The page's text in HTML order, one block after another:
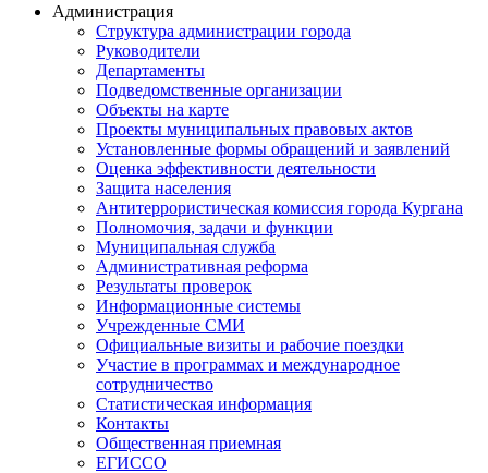
Администрация
Структура администрации города
Руководители
Департаменты
Подведомственные организации
Объекты на карте
Проекты муниципальных правовых актов
Установленные формы обращений и заявлений
Оценка эффективности деятельности
Защита населения
Антитеррористическая комиссия города Кургана
Полномочия, задачи и функции
Муниципальная служба
Административная реформа
Результаты проверок
Информационные системы
Учрежденные СМИ
Официальные визиты и рабочие поездки
Участие в программах и международное
сотрудничество
Статистическая информация
Контакты
Общественная приемная
ЕГИССО